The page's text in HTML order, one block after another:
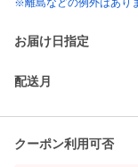
※離島などの例外はあり
お届け日指定
配送月
クーポン利用可否